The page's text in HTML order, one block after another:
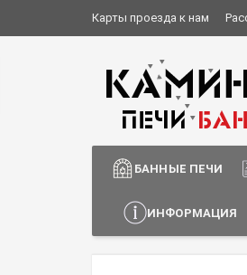
Карты проезда к нам
Информация о доставке
БАННЫЕ ПЕЧИ
ИНФОРМАЦИЯ